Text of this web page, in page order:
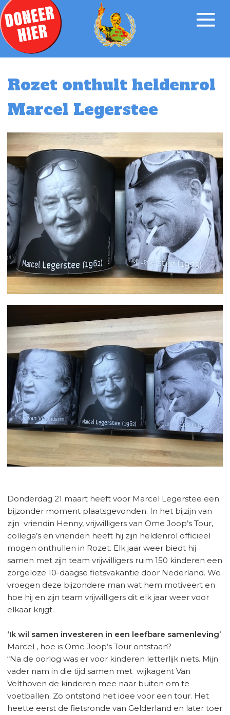
Rozet onthult heldenrol
Marcel Legerstee
Donderdag 21 maart heeft voor Marcel Legerstee een
bijzonder moment plaatsgevonden. In het bijzijn van
zijn vriendin Henny, vrijwilligers van Ome Joop’s Tour,
collega’s en vrienden heeft hij zijn heldenrol officieel
mogen onthullen in Rozet. Elk jaar weer biedt hij
samen met zijn team vrijwilligers ruim 150 kinderen een
zorgeloze 10-daagse fietsvakantie door Nederland. We
vroegen deze bijzondere man wat hem motiveert en
hoe hij en zijn team vrijwilligers dit elk jaar weer voor
elkaar krijgt.
‘Ik wil samen investeren in een leefbare samenleving’
Marcel , hoe is Ome Joop’s Tour ontstaan?
“Na de oorlog was er voor kinderen letterlijk niets. Mijn
vader nam in die tijd samen met wijkagent Van
Velthoven de kinderen mee naar buiten om te
voetballen. Zo ontstond het idee voor een tour. Het
heette eerst de fietsronde van Gelderland en later toer